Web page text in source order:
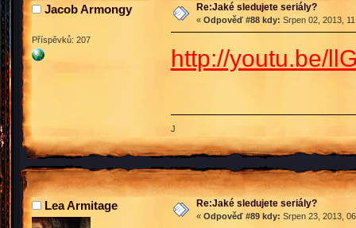
Jacob Armongy
Příspěvků: 207
Re:Jaké sledujete seriály?
« Odpověď #88 kdy: Srpen 02, 2013,
http://youtu.be/
J
Lea Armitage Re:Jaké sledujete seriály?
« Odpověď #89 kdy: Srpen 23, 2013,